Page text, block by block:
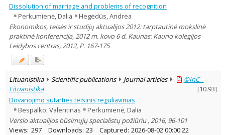
Dissolution of marriage and problems of recognition
Perkumienė, Dalia
Hegedüs, Andrea
Ekonomikos, teisės ir studijų aktualijos 2012: tarptautinė mokslinė
praktinė konferencija, 2012 m. kovo 6 d. Kaunas: Kauno kolegijos
Leidybos centras, 2012, P. 167-175
Lituanistika Scientific publications Journal articles
©InC –
Lituanistika
[10.93]
Dovanojimo sutarties teisinis reguliavimas
Bespalko, Valentinas
Perkumienė, Dalia
Verslo aktualijos būsimųjų specialistų požiūriu , 2016, 96-101
Views: 297 Downloads: 23 Captured: 2026-08-02 00:00:22